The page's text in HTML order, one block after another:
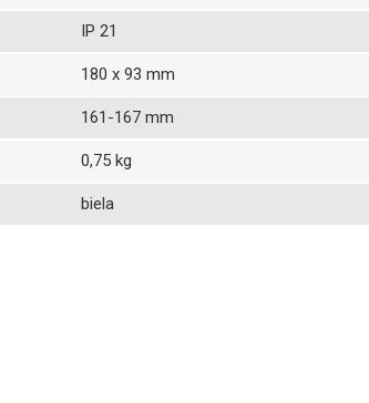
IP 21
180 x 93 mm
161-167 mm
0,75 kg
biela